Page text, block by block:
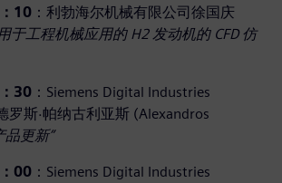
10 ：利勃海尔机械有限公司徐国庆
于工程机械应用的 H2 发动机的 CFD 仿
30 ：Siemens Digital Industries
罗斯·帕纳古利亚斯 (Alexandros
品更新”
00 ：Siemens Digital Industries